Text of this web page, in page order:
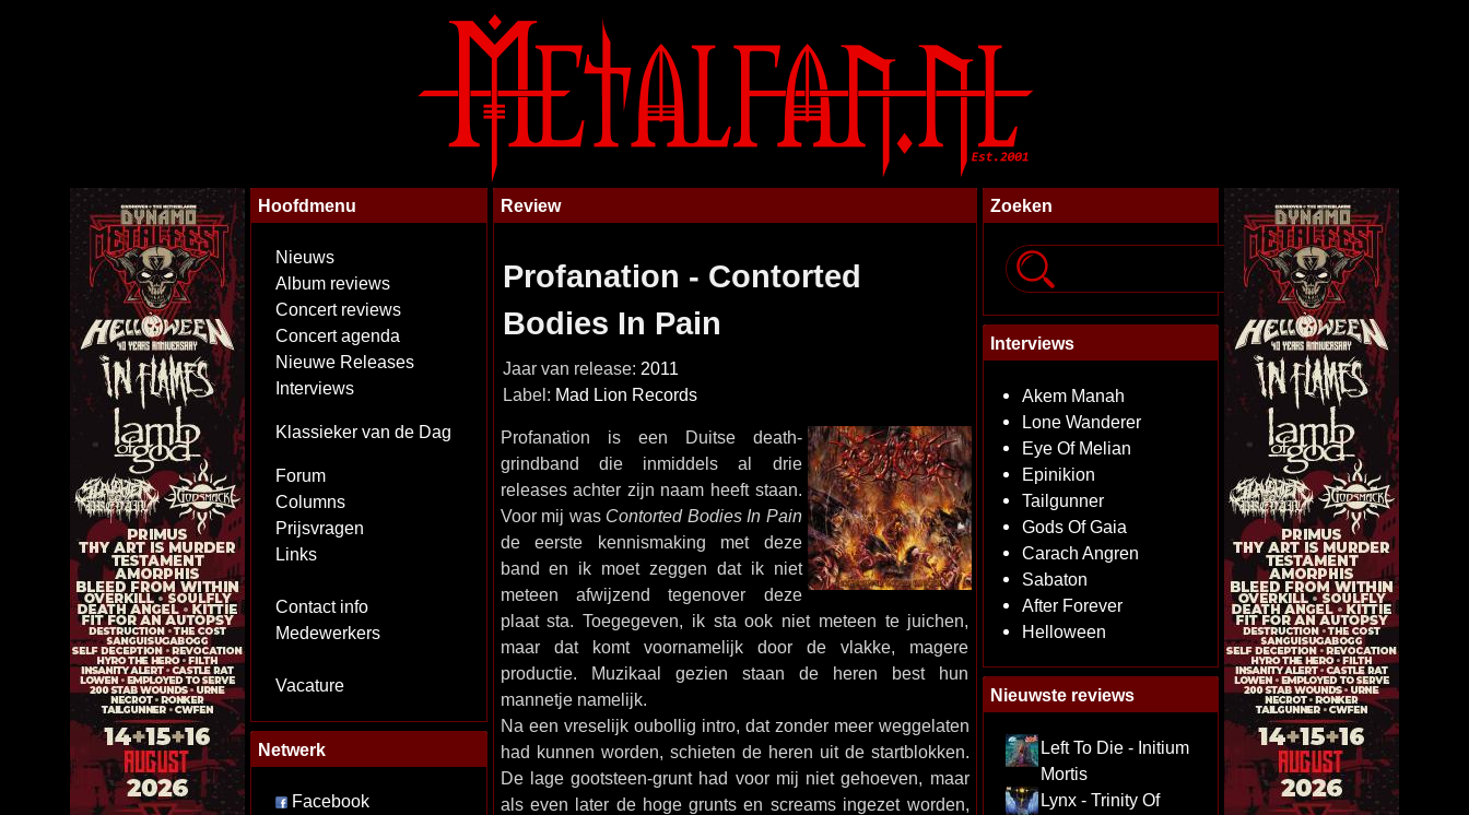
Hoofdmenu
Nieuws
Album reviews
Concert reviews
Concert agenda
Nieuwe Releases
Interviews
Klassieker van de Dag
Forum
Columns
Prijsvragen
Links
Contact info
Medewerkers
Vacature
Netwerk
Facebook
Review
Profanation - Contorted
Bodies In Pain
Jaar van release: 2011
Label: Mad Lion Records
Profanation is een Duitse death-
grindband die inmiddels al drie
releases achter zijn naam heeft staan.
Voor mij was Contorted Bodies In Pain
de eerste kennismaking met deze
band en ik moet zeggen dat ik niet
meteen afwijzend tegenover deze
plaat sta. Toegegeven, ik sta ook niet meteen te juichen,
maar dat komt voornamelijk door de vlakke, magere
productie. Muzikaal gezien staan de heren best hun
mannetje namelijk.
Na een vreselijk oubollig intro, dat zonder meer weggelaten
had kunnen worden, schieten de heren uit de startblokken.
De lage gootsteen-grunt had voor mij niet gehoeven, maar
als even later de hoge grunts en screams ingezet worden,
Zoeken
Interviews
Akem Manah
Lone Wanderer
Eye Of Melian
Epinikion
Tailgunner
Gods Of Gaia
Carach Angren
Sabaton
After Forever
Helloween
Nieuwste reviews
Left To Die - Initium
Mortis
Lynx - Trinity Of